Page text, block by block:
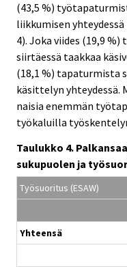
(43,5 %)
liikkumisen
4). Joka viides (19,9
siirtäessä taakkaa
(18,1 %) tapaturmista
käsittelyn
naisia enemmän
työkaluilla
Taulukko 4.
sukupuolen ja
Työsuoritus (ESAW)
Yhteensä